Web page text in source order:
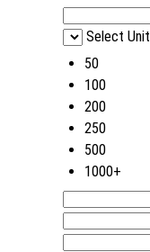
Select Unit
50
100
200
250
500
1000+